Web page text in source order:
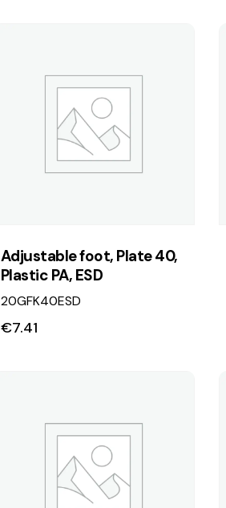
Adjustable foot, Plate 40,
Plastic PA, ESD
20GFK40ESD
€7.41